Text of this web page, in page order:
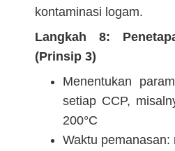
kontaminasi logam.
Langkah 8:
(Prinsip 3)
Menentukan
setiap CCP,
200°C
Waktu